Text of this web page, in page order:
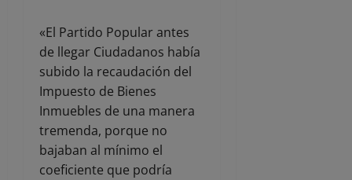
«El Partido Popular antes
de llegar Ciudadanos había
subido la recaudación del
Impuesto de Bienes
Inmuebles de una manera
tremenda, porque no
bajaban al mínimo el
coeficiente que podría